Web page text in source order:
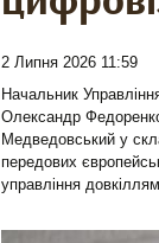
2 Липня 2026 11:59
Начальник
Олександр Федоренко
Медведовський у
передових
управління